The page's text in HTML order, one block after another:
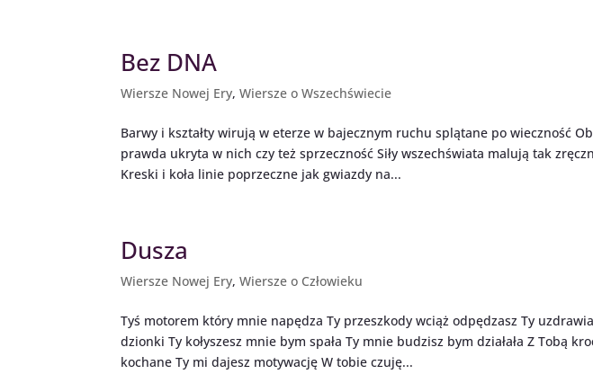
Bez DNA
Wiersze Nowej Ery,Wiersze o Wszechświecie
Barwy i kształty wirują w eterze w bajecznym ruchu splątane po wieczność
prawda ukryta w nich czy też sprzeczność Siły wszechświata malują tak
Kreski i koła linie poprzeczne jak gwiazdy na...
Dusza
Wiersze Nowej Ery,Wiersze o Człowieku
Tyś motorem który mnie napędza Ty przeszkody wciąż odpędzasz Ty
dzionki Ty kołyszesz mnie bym spała Ty mnie budzisz bym działała Z Tobą
kochane Ty mi dajesz motywację W tobie czuję...